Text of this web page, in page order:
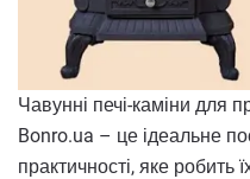
Чавунні печі-каміни для
Bonro.ua – це ідеальне
практичності, яке робить